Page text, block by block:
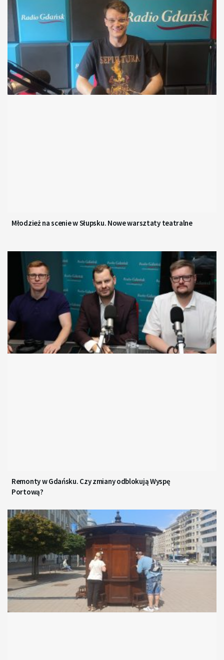
Młodzież na scenie w Słupsku. Nowe warsztaty teatralne
Remonty w Gdańsku. Czy zmiany odblokują Wyspę
Portową?